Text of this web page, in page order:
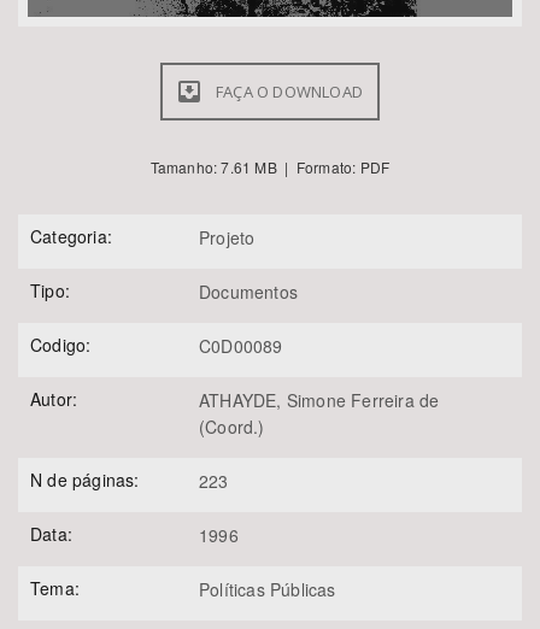
BUSCAR
FAÇA O DOWNLOAD
Tamanho: 7.61 MB | Formato: PDF
Categoria: Projeto
Tipo: Documentos
Codigo: C0D00089
Autor:
ATHAYDE, Simone Ferreira de
(Coord.)
N de páginas: 223
Data: 1996
Tema: Políticas Públicas